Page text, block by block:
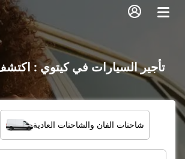
تأجير السيارات في كيتوي :
شاحنات الفان والشاحنات العادية